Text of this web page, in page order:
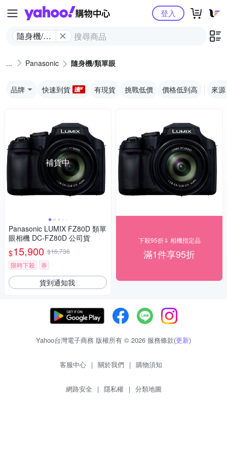
Yahoo購物中心
隨身機/類
登入
Panasonic 隨身機/類單眼
品牌 快速到貨 有現貨 挑戰低價 價格低到高 來源
補貨中
Panasonic LUMIX FZ80D 類單
眼相機 DC-FZ80D 公司貨
$15,900 $16,736
限時下殺
券
貨到通知我
下殺95折⇓ 相機指定品
滿1件享95折
Yahoo台灣電子商務 版權所有 © 2026 服務條款(更新)
客服中心 | 關於我們 | 購物須知
網路安全 | 隱私權 | 分類地圖